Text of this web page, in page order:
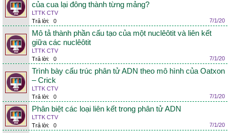
của cua lại đông thành từng mảng?
LTTK CTV
Trả lời:
0 7/1/20
Mô tả thành phần cấu tạo của một nuclêôtit và liên kết
giữa các nuclêôtit
LTTK CTV
Trả lời:
0 7/1/20
Trình bày cấu trúc phân tử ADN theo mô hình của Oatxon
– Crick
LTTK CTV
Trả lời:
0 7/1/20
Phân biệt các loại liên kết trong phân tử ADN
LTTK CTV
Trả lời:
0 7/1/20